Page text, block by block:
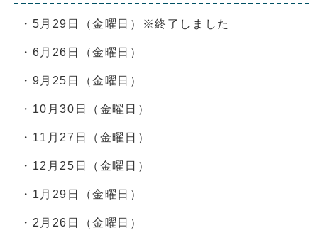
・5月29日（金曜日）※終了しました
・6月26日（金曜日）
・9月25日（金曜日）
・10月30日（金曜日）
・11月27日（金曜日）
・12月25日（金曜日）
・1月29日（金曜日）
・2月26日（金曜日）